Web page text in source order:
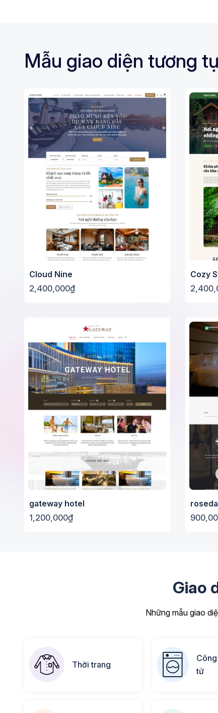
Mẫu giao diện tương
Cloud Nine
2,400,000₫
Cozy
gateway hotel
1,200,000₫
Giao
Những mẫu giao
Thời trang
tử